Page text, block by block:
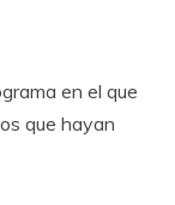
en el que
que hayan